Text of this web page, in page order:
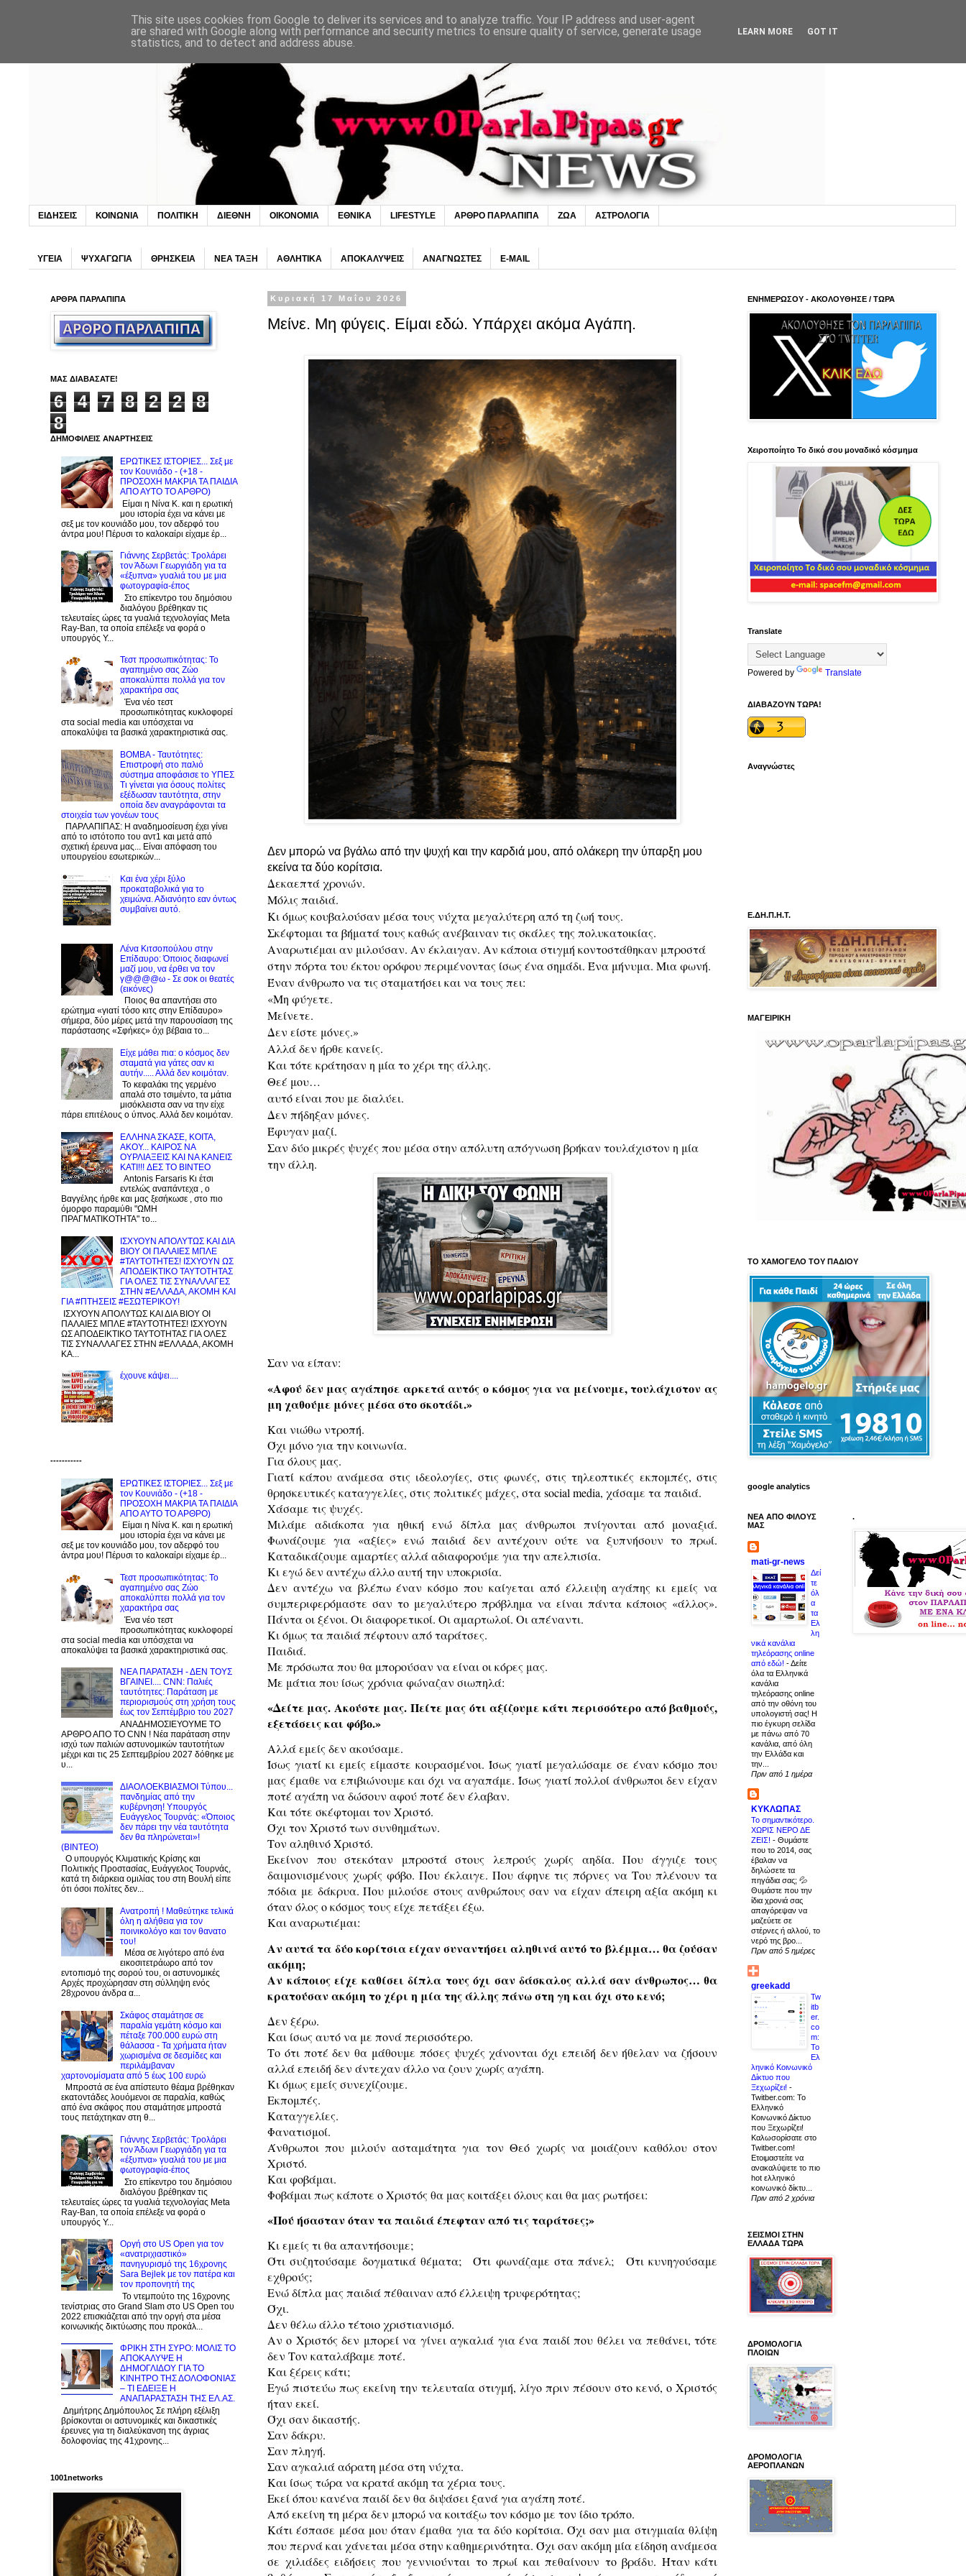
ΕΙΔΗΣΕΙΣ ΚΟΙΝΩΝΙΑ ΠΟΛΙΤΙΚΗ ΔΙΕΘΝΗ ΟΙΚΟΝΟΜΙΑ ΕΘΝΙΚΑ LIFESTYLE ΑΡΘΡΟ ΠΑΡΛΑΠΙΠΑ ΖΩΑ ΑΣΤΡΟΛΟΓΙΑ
ΥΓΕΙΑ ΨΥΧΑΓΩΓΙΑ ΘΡΗΣΚΕΙΑ ΝΕΑ ΤΑΞΗ ΑΘΛΗΤΙΚΑ ΑΠΟΚΑΛΥΨΕΙΣ ΑΝΑΓΝΩΣΤΕΣ E-MAIL
Κυριακή 17 Μαΐου 2026
Μείνε. Μη φύγεις. Είμαι εδώ. Υπάρχει ακόμα Αγάπη.
Δεν μπορώ να βγάλω από την ψυχή και την καρδιά μου, από ολάκερη την ύπαρξη μου
εκείνα τα δύο κορίτσια.
Δεκαεπτά χρονών.
Μόλις παιδιά.
Κι όμως κουβαλούσαν μέσα τους νύχτα μεγαλύτερη από τη ζωή τους.
Σκέφτομαι τα βήματά τους καθώς ανέβαιναν τις σκάλες της πολυκατοικίας.
Αναρωτιέμαι αν μιλούσαν. Αν έκλαιγαν. Αν κάποια στιγμή κοντοστάθηκαν μπροστά
στην πόρτα του έκτου ορόφου περιμένοντας ίσως ένα σημάδι. Ένα μήνυμα. Μια φωνή.
Έναν άνθρωπο να τις σταματήσει και να τους πει:
«Μη φύγετε.
Μείνετε.
Δεν είστε μόνες.»
Αλλά δεν ήρθε κανείς.
Και τότε κράτησαν η μία το χέρι της άλλης.
Θεέ μου…
αυτό είναι που με διαλύει.
Δεν πήδηξαν μόνες.
Έφυγαν μαζί.
Σαν δύο μικρές ψυχές που μέσα στην απόλυτη απόγνωση βρήκαν τουλάχιστον η μία
την άλλη.
Σαν να είπαν:
«Αφού δεν μας αγάπησε αρκετά αυτός ο κόσμος για να μείνουμε, τουλάχιστον ας
μη χαθούμε μόνες μέσα στο σκοτάδι.»
Και νιώθω ντροπή.
Όχι μόνο για την κοινωνία.
Για όλους μας.
Γιατί κάπου ανάμεσα στις ιδεολογίες, στις φωνές, στις τηλεοπτικές εκπομπές, στις
θρησκευτικές καταγγελίες, στις πολιτικές μάχες, στα social media, χάσαμε τα παιδιά.
Χάσαμε τις ψυχές.
Μιλάμε αδιάκοπα για ηθική ενώ δίπλα μας άνθρωποι πνίγονται από μοναξιά.
Φωνάζουμε για «αξίες» ενώ παιδιά δεν αντέχουν ούτε να ξυπνήσουν το πρωί.
Καταδικάζουμε αμαρτίες αλλά αδιαφορούμε για την απελπισία.
Κι εγώ δεν αντέχω άλλο αυτή την υποκρισία.
Δεν αντέχω να βλέπω έναν κόσμο που καίγεται από έλλειψη αγάπης κι εμείς να
συμπεριφερόμαστε σαν το μεγαλύτερο πρόβλημα να είναι πάντα κάποιος «άλλος».
Πάντα οι ξένοι. Οι διαφορετικοί. Οι αμαρτωλοί. Οι απέναντι.
Κι όμως τα παιδιά πέφτουν από ταράτσες.
Παιδιά.
Με πρόσωπα που θα μπορούσαν να είναι οι κόρες μας.
Με μάτια που ίσως χρόνια φώναζαν σιωπηλά:
«Δείτε μας. Ακούστε μας. Πείτε μας ότι αξίζουμε κάτι περισσότερο από βαθμούς,
εξετάσεις και φόβο.»
Αλλά εμείς δεν ακούσαμε.
Ίσως γιατί κι εμείς είμαστε κουρασμένοι. Ίσως γιατί μεγαλώσαμε σε έναν κόσμο που
μας έμαθε να επιβιώνουμε και όχι να αγαπάμε. Ίσως γιατί πολλοί άνθρωποι δεν είχαν
ποτέ αγάπη να δώσουν αφού ποτέ δεν έλαβαν.
Και τότε σκέφτομαι τον Χριστό.
Όχι τον Χριστό των συνθημάτων.
Τον αληθινό Χριστό.
Εκείνον που στεκόταν μπροστά στους λεπρούς χωρίς αηδία. Που άγγιζε τους
δαιμονισμένους χωρίς φόβο. Που έκλαιγε. Που άφηνε τις πόρνες να Του πλένουν τα
πόδια με δάκρυα. Που μιλούσε στους ανθρώπους σαν να είχαν άπειρη αξία ακόμη κι
όταν όλος ο κόσμος τους είχε πετάξει έξω.
Και αναρωτιέμαι:
Αν αυτά τα δύο κορίτσια είχαν συναντήσει αληθινά αυτό το βλέμμα… θα ζούσαν
ακόμη;
Αν κάποιος είχε καθίσει δίπλα τους όχι σαν δάσκαλος αλλά σαν άνθρωπος… θα
κρατούσαν ακόμη το χέρι η μία της άλλης πάνω στη γη και όχι στο κενό;
Δεν ξέρω.
Και ίσως αυτό να με πονά περισσότερο.
Το ότι ποτέ δεν θα μάθουμε πόσες ψυχές χάνονται όχι επειδή δεν ήθελαν να ζήσουν
αλλά επειδή δεν άντεχαν άλλο να ζουν χωρίς αγάπη.
Κι όμως εμείς συνεχίζουμε.
Εκπομπές.
Καταγγελίες.
Φανατισμοί.
Άνθρωποι που μιλούν ασταμάτητα για τον Θεό χωρίς να μοιάζουν καθόλου στον
Χριστό.
Και φοβάμαι.
Φοβάμαι πως κάποτε ο Χριστός θα μας κοιτάξει όλους και θα μας ρωτήσει:
«Πού ήσασταν όταν τα παιδιά έπεφταν από τις ταράτσες;»
Κι εμείς τι θα απαντήσουμε;
Ότι συζητούσαμε δογματικά θέματα; Ότι φωνάζαμε στα πάνελ; Ότι κυνηγούσαμε
εχθρούς;
Ενώ δίπλα μας παιδιά πέθαιναν από έλλειψη τρυφερότητας;
Όχι.
Δεν θέλω άλλο τέτοιο χριστιανισμό.
Αν ο Χριστός δεν μπορεί να γίνει αγκαλιά για ένα παιδί που θέλει να πεθάνει, τότε
δεν Τον καταλάβαμε ποτέ.
Και ξέρεις κάτι;
Εγώ πιστεύω πως εκείνη την τελευταία στιγμή, λίγο πριν πέσουν στο κενό, ο Χριστός
ήταν εκεί.
Όχι σαν δικαστής.
Σαν δάκρυ.
Σαν πληγή.
Σαν αγκαλιά αόρατη μέσα στη νύχτα.
Και ίσως τώρα να κρατά ακόμη τα χέρια τους.
Εκεί όπου κανένα παιδί δεν θα διψάσει ξανά για αγάπη ποτέ.
Από εκείνη τη μέρα δεν μπορώ να κοιτάξω τον κόσμο με τον ίδιο τρόπο.
Κάτι έσπασε μέσα μου όταν έμαθα για τα δύο κορίτσια. Όχι σαν μια στιγμιαία θλίψη
που περνά και χάνεται μέσα στην καθημερινότητα. Όχι σαν ακόμη μία είδηση ανάμεσα
σε χιλιάδες ειδήσεις που γεννιούνται το πρωί και πεθαίνουν το βράδυ. Ήταν κάτι
ΑΡΘΡΑ ΠΑΡΛΑΠΙΠΑ
ΜΑΣ ΔΙΑΒΑΣΑΤΕ!
6 4 7 8 2 2
8
8
ΔΗΜΟΦΙΛΕΙΣ ΑΝΑΡΤΗΣΕΙΣ
ΕΡΩΤΙΚΕΣ ΙΣΤΟΡΙΕΣ... Σεξ με
τον Kουνιάδο - (+18 -
ΠΡΟΣΟΧΗ ΜΑΚΡΙΑ ΤΑ ΠΑΙΔΙΑ
ΑΠΟ ΑΥΤΟ ΤΟ ΑΡΘΡΟ)
Είμαι η Νίνα Κ. και η ερωτική
μου ιστορία έχει να κάνει με
σεξ με τον κουνιάδο μου, τον αδερφό του
άντρα μου! Πέρυσι το καλοκαίρι είχαμε έρ...
Γιάννης Σερβετάς: Τρολάρει
τον Άδωνι Γεωργιάδη για τα
«έξυπνα» γυαλιά του με μια
φωτογραφία-έπος
Στο επίκεντρο του δημόσιου
διαλόγου βρέθηκαν τις
τελευταίες ώρες τα γυαλιά τεχνολογίας Meta
Ray-Ban, τα οποία επέλεξε να φορά ο
υπουργός Υ...
Τεστ προσωπικότητας: Το
αγαπημένο σας Zώο
αποκαλύπτει πολλά για τον
χαρακτήρα σας
Ένα νέο τεστ
προσωπικότητας κυκλοφορεί
στα social media και υπόσχεται να
αποκαλύψει τα βασικά χαρακτηριστικά σας.
BOMBA - Ταυτότητες:
Eπιστροφή στο παλιό
σύστημα αποφάσισε το ΥΠΕΣ
Τι γίνεται για όσους πολίτες
εξέδωσαν ταυτότητα, στην
οποία δεν αναγράφονται τα
στοιχεία των γονέων τους
ΠΑΡΛΑΠΙΠΑΣ: Η αναδημοσίευση έχει γίνει
από το ιστότοπο του αντ1 και μετά από
σχετική έρευνα μας... Είναι απόφαση του
υπουργείου εσωτερικών...
Και ένα χέρι ξύλο
προκαταβολικά για το
χειμώνα. Αδιανόητο εαν όντως
συμβαίνει αυτό.
Λένα Κιτσοπούλου στην
Επίδαυρο: Όποιος διαφωνεί
μαζί μου, να έρθει να τον
γ@@@@ω - Σε σοκ οι θεατές
(εικόνες)
Ποιος θα απαντήσει στο
ερώτημα «γιατί τόσο κιτς στην Επίδαυρο»
σήμερα, δύο μέρες μετά την παρουσίαση της
παράστασης «Σφήκες» όχι βέβαια το...
Είχε μάθει πια: ο κόσμος δεν
σταματά για γάτες σαν κι
αυτήν..... Αλλά δεν κοιμόταν.
Το κεφαλάκι της γερμένο
απαλά στο τσιμέντο, τα μάτια
μισόκλειστα σαν να την είχε
πάρει επιτέλους ο ύπνος. Αλλά δεν κοιμόταν.
EΛΛΗΝΑ ΣΚΑΣΕ, ΚΟΙΤΑ,
ΑΚΟΥ... ΚΑΙΡΟΣ ΝΑ
ΟΥΡΛIAΞΕΙΣ ΚΑΙ ΝΑ ΚΑΝΕΙΣ
KATI!!! ΔΕΣ TO BINTEO
Antonis Farsaris Κι έτσι
εντελώς αναπάντεχα , ο
Βαγγέλης ήρθε και μας ξεσήκωσε , στο πιο
όμορφο παραμύθι "ΩΜΗ
ΠΡΑΓΜΑΤΙΚΟΤΗΤΑ" το...
ΙΣΧΥΟΥΝ ΑΠΟΛΥΤΩΣ ΚΑΙ ΔΙΑ
ΒΙΟΥ ΟΙ ΠΑΛΑΙΕΣ ΜΠΛΕ
#ΤΑΥΤΟΤΗΤΕΣ! ΙΣΧΥΟΥΝ ΩΣ
ΑΠΟΔΕΙΚΤΙΚΟ ΤΑΥΤΟΤΗΤΑΣ
ΓΙΑ ΟΛΕΣ ΤΙΣ ΣΥΝΑΛΛΑΓΕΣ
ΣΤΗΝ #ΕΛΛΑΔΑ, ΑΚΟΜΗ ΚΑΙ
ΓΙΑ #ΠΤΗΣΕΙΣ #ΕΣΩΤΕΡΙΚΟΥ!
ΙΣΧΥΟΥΝ ΑΠΟΛΥΤΩΣ ΚΑΙ ΔΙΑ ΒΙΟΥ ΟΙ
ΠΑΛΑΙΕΣ ΜΠΛΕ #ΤΑΥΤΟΤΗΤΕΣ! ΙΣΧΥΟΥΝ
ΩΣ ΑΠΟΔΕΙΚΤΙΚΟ ΤΑΥΤΟΤΗΤΑΣ ΓΙΑ ΟΛΕΣ
ΤΙΣ ΣΥΝΑΛΛΑΓΕΣ ΣΤΗΝ #ΕΛΛΑΔΑ, ΑΚΟΜΗ
ΚΑ...
έχουνε κάψει....
-----------
ΕΡΩΤΙΚΕΣ ΙΣΤΟΡΙΕΣ... Σεξ με
τον Kουνιάδο - (+18 -
ΠΡΟΣΟΧΗ ΜΑΚΡΙΑ ΤΑ ΠΑΙΔΙΑ
ΑΠΟ ΑΥΤΟ ΤΟ ΑΡΘΡΟ)
Είμαι η Νίνα Κ. και η ερωτική
μου ιστορία έχει να κάνει με
σεξ με τον κουνιάδο μου, τον αδερφό του
άντρα μου! Πέρυσι το καλοκαίρι είχαμε έρ...
Τεστ προσωπικότητας: Το
αγαπημένο σας Zώο
αποκαλύπτει πολλά για τον
χαρακτήρα σας
Ένα νέο τεστ
προσωπικότητας κυκλοφορεί
στα social media και υπόσχεται να
αποκαλύψει τα βασικά χαρακτηριστικά σας.
NEA ΠΑΡΑΤΑΣΗ - ΔΕΝ ΤΟΥΣ
ΒΓΑΙΝΕΙ.... CNN: Παλιές
ταυτότητες: Παράταση με
περιορισμούς στη χρήση τους
έως τον Σεπτέμβριο του 2027
ΑΝΑΔΗΜΟΣΙΕΥΟΥΜΕ ΤΟ
ΑΡΘΡΟ ΑΠΟ ΤΟ CNN ! Νέα παράταση στην
ισχύ των παλιών αστυνομικών ταυτοτήτων
μέχρι και τις 25 Σεπτεμβρίου 2027 δόθηκε με
υ...
ΔΙΑΟΛΟΕΚΒΙΑΣΜΟΙ Tύπου...
πανδημίας από την
κυβέρνηση! Υπουργός
Ευάγγελος Τουρνάς: «Όποιος
δεν πάρει την νέα ταυτότητα
δεν θα πληρώνεται»!
(BINTEO)
Ο υπουργός Κλιματικής Κρίσης και
Πολιτικής Προστασίας, Ευάγγελος Τουρνάς,
κατά τη διάρκεια ομιλίας του στη Βουλή είπε
ότι όσοι πολίτες δεν...
Ανατροπή ! Mαθεύτηκε τελικά
όλη η αλήθεια για τον
ποινικολόγο και τον θανατο
του!
Μέσα σε λιγότερο από ένα
εικοσιτετράωρο από τον
εντοπισμό της σορού του, οι αστυνομικές
Αρχές προχώρησαν στη σύλληψη ενός
28χρονου άνδρα α...
Σκάφος σταμάτησε σε
παραλία γεμάτη κόσμο και
πέταξε 700.000 ευρώ στη
θάλασσα - Τα χρήματα ήταν
χωρισμένα σε δεσμίδες και
περιλάμβαναν
χαρτονομίσματα από 5 έως 100 ευρώ
Μπροστά σε ένα απίστευτο θέαμα βρέθηκαν
εκατοντάδες λουόμενοι σε παραλία, καθώς
από ένα σκάφος που σταμάτησε μπροστά
τους πετάχτηκαν στη θ...
Γιάννης Σερβετάς: Τρολάρει
τον Άδωνι Γεωργιάδη για τα
«έξυπνα» γυαλιά του με μια
φωτογραφία-έπος
Στο επίκεντρο του δημόσιου
διαλόγου βρέθηκαν τις
τελευταίες ώρες τα γυαλιά τεχνολογίας Meta
Ray-Ban, τα οποία επέλεξε να φορά ο
υπουργός Υ...
Οργή στο US Open για τον
«ανατριχιαστικό»
πανηγυρισμό της 16χρονης
Sara Bejlek με τον πατέρα και
τον προπονητή της
Το ντεμπούτο της 16χρονης
τενίστριας στο Grand Slam στο US Open του
2022 επισκιάζεται από την οργή στα μέσα
κοινωνικής δικτύωσης που προκάλ...
ΦΡΙΚΗ ΣΤΗ ΣΥΡΟ: ΜΟΛΙΣ TO
ΑΠΟΚΑΛΥΨΕ Η
ΔΗΜΟΓΛΙΔΟΥ ΓΙΑ ΤΟ
KINΗΤΡΟ ΤΗΣ ΔΟΛΟΦΟΝΙΑΣ
– ΤΙ ΕΔΕΙΞΕ Η
ΑΝΑΠΑΡΑΣΤΑΣΗ ΤΗΣ ΕΛ.ΑΣ.
Δημήτρης Δημόπουλος Σε πλήρη εξέλιξη
βρίσκονται οι αστυνομικές και δικαστικές
έρευνες για τη διαλεύκανση της άγριας
δολοφονίας της 41χρονης...
1001networks
ΕΝΗΜΕΡΩΣΟΥ - ΑΚΟΛΟΥΘΗΣΕ / ΤΩΡΑ
Χειροποίητο Το δικό σου μοναδικό κόσμημα
Translate
Powered by Translate
ΔΙΑΒΑΖΟΥΝ ΤΩΡΑ!
Αναγνώστες
Ε.ΔΗ.Π.Η.Τ.
ΜΑΓΕΙΡΙΚΗ
ΤΟ ΧΑΜΟΓΕΛΟ ΤΟΥ ΠΑΔΙΟΥ
google analytics
ΝΕΑ ΑΠΟ ΦΙΛΟΥΣ
ΜΑΣ
mati-gr-news
Δεί
τε
όλ
α
τα
Ελ
λη
νικά κανάλια
τηλεόρασης online
από εδώ! -Δείτε
όλα τα Ελληνικά
κανάλια
τηλεόρασης online
από την οθόνη του
υπολογιστή σας! Η
πιο έγκυρη σελίδα
με πάνω από 70
κανάλια, από όλη
την Ελλάδα και
την...
Πριν από 1 ημέρα
ΚΥΚΛΩΠΑΣ
Το σημαντικότερο.
ΧΩΡΙΣ ΝΕΡΟ ΔΕ
ΖΕΙΣ! - Θυμάστε
που το 2014, σας
έβαλαν να
δηλώσετε τα
πηγάδια σας; 💦
Θυμάστε που την
ίδια χρονιά σας
απαγόρεψαν να
μαζεύετε σε
στέρνες ή αλλού, το
νερό της βρο...
Πριν από 5 ημέρες
greekadd
Tw
itb
er.
co
m:
Το
Ελ
ληνικό Κοινωνικό
Δίκτυο που
Ξεχωρίζει! -
Twitber.com: Το
Ελληνικό
Κοινωνικό Δίκτυο
που Ξεχωρίζει!
Καλωσορίσατε στο
Twitber.com!
Ετοιμαστείτε να
ανακαλύψετε το πιο
hot ελληνικό
κοινωνικό δίκτυ...
Πριν από 2 χρόνια
ΣΕΙΣΜΟΙ ΣΤΗΝ
ΕΛΛΑΔΑ ΤΩΡΑ
ΔΡΟΜΟΛΟΓΙΑ
ΠΛΟΙΩΝ
ΔΡΟΜΟΛΟΓΙΑ
ΑΕΡΟΠΛΑΝΩΝ
.
This site uses cookies from Google to deliver its services and to analyze traffic. Your IP address and user-agent
are shared with Google along with performance and security metrics to ensure quality of service, generate usage
statistics, and to detect and address abuse.
LEARN MORE GOT IT